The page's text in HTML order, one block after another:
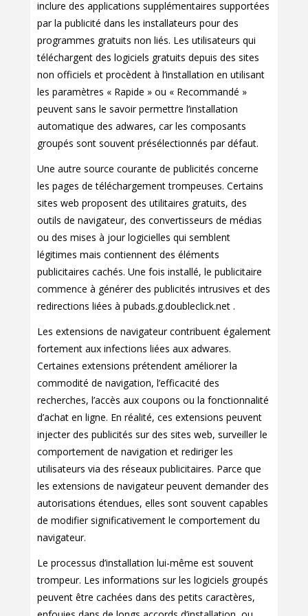
inclure des applications supplémentaires supportées
par la publicité dans les installateurs pour des
programmes gratuits non liés. Les utilisateurs qui
téléchargent des logiciels gratuits depuis des sites
non officiels et procèdent à l’installation en utilisant
les paramètres « Rapide » ou « Recommandé »
peuvent sans le savoir permettre l’installation
automatique des adwares, car les composants
groupés sont souvent présélectionnés par défaut.
Une autre source courante de publicités concerne
les pages de téléchargement trompeuses. Certains
sites web proposent des utilitaires gratuits, des
outils de navigateur, des convertisseurs de médias
ou des mises à jour logicielles qui semblent
légitimes mais contiennent des éléments
publicitaires cachés. Une fois installé, le publicitaire
commence à générer des publicités intrusives et des
redirections liées à pubads.g.doubleclick.net .
Les extensions de navigateur contribuent également
fortement aux infections liées aux adwares.
Certaines extensions prétendent améliorer la
commodité de navigation, l’efficacité des
recherches, l’accès aux coupons ou la fonctionnalité
d’achat en ligne. En réalité, ces extensions peuvent
injecter des publicités sur des sites web, surveiller le
comportement de navigation et rediriger les
utilisateurs via des réseaux publicitaires. Parce que
les extensions de navigateur peuvent demander des
autorisations étendues, elles sont souvent capables
de modifier significativement le comportement du
navigateur.
Le processus d’installation lui-même est souvent
trompeur. Les informations sur les logiciels groupés
peuvent être cachées dans des petits caractères,